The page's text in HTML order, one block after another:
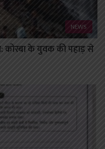
NEWS
कोरबा के युवक की पहाड़ से